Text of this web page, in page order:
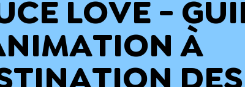
LOVE -
À
DES